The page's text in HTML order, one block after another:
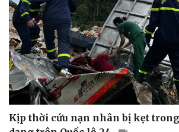
Kịp thời cứu nạn nhân bị kẹt